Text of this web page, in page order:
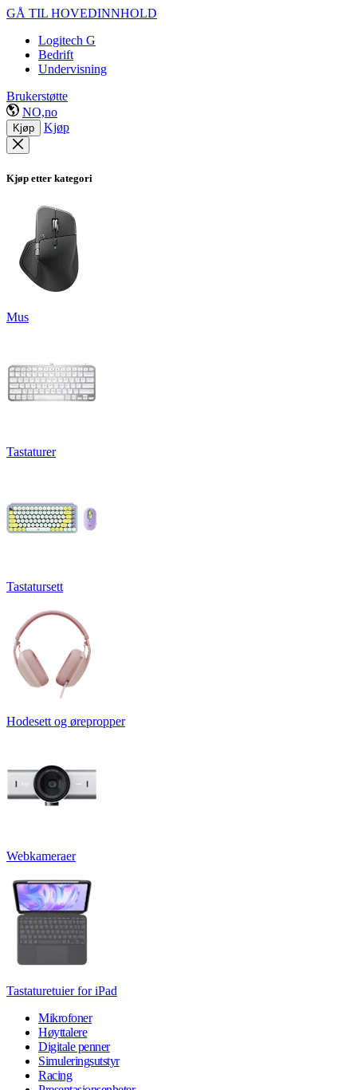
GÅ TIL HOVEDINNHOLD
Logitech G
Bedrift
Undervisning
Brukerstøtte
NO,no
Kjøp Kjøp
Kjøp etter kategori
Mus
Tastaturer
Tastatursett
Hodesett og ørepropper
Webkameraer
Tastaturetuier for iPad
Mikrofoner
Høyttalere
Digitale penner
Simuleringsutstyr
Racing